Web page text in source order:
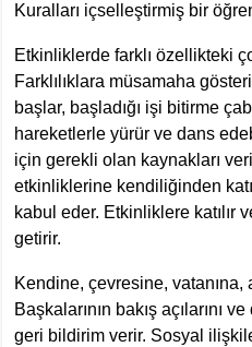
Kuralları içselleştirmiş bir
Etkinliklerde farklı özellikteki
Farklılıklara müsamaha
başlar, başladığı işi bitirme
hareketlerle yürür ve dans
için gerekli olan kaynakları
etkinliklerine kendiliğinden
kabul eder. Etkinliklere katılır
getirir.
Kendine, çevresine, vatanına,
Başkalarının bakış açılarını
geri bildirim verir. Sosyal